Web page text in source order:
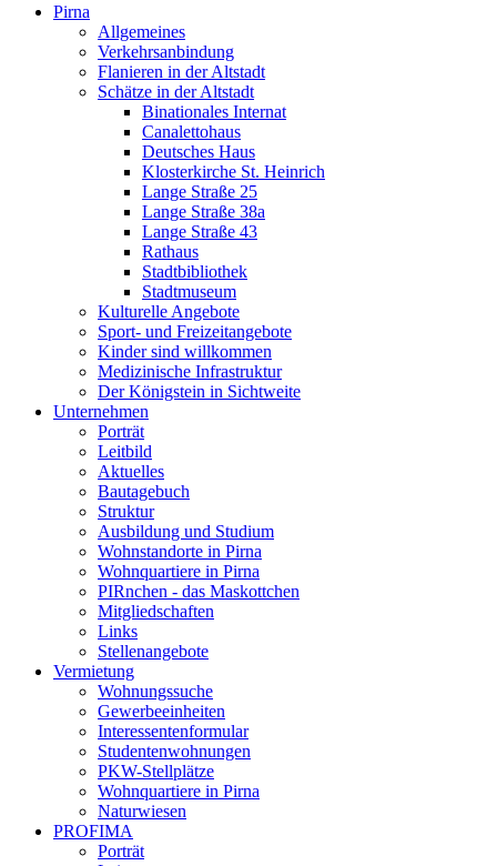
Pirna
Allgemeines
Verkehrsanbindung
Flanieren in der Altstadt
Schätze in der Altstadt
Binationales Internat
Canalettohaus
Deutsches Haus
Klosterkirche St. Heinrich
Lange Straße 25
Lange Straße 38a
Lange Straße 43
Rathaus
Stadtbibliothek
Stadtmuseum
Kulturelle Angebote
Sport- und Freizeitangebote
Kinder sind willkommen
Medizinische Infrastruktur
Der Königstein in Sichtweite
Unternehmen
Porträt
Leitbild
Aktuelles
Bautagebuch
Struktur
Ausbildung und Studium
Wohnstandorte in Pirna
Wohnquartiere in Pirna
PIRnchen - das Maskottchen
Mitgliedschaften
Links
Stellenangebote
Vermietung
Wohnungssuche
Gewerbeeinheiten
Interessentenformular
Studentenwohnungen
PKW-Stellplätze
Wohnquartiere in Pirna
Naturwiesen
PROFIMA
Porträt